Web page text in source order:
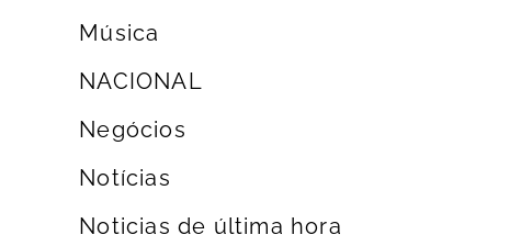
Música
NACIONAL
Negócios
Notícias
Noticias de última hora